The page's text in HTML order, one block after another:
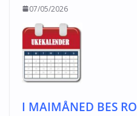
07/05/2026
I MAIMÅNED BES